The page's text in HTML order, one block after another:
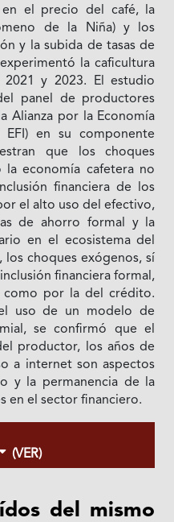
el precio del café, la
de la Niña) y los
y la subida de tasas de
la caficultura
y 2023. El estudio
panel de productores
Alianza por la Economía
EFI) en su componente
que los choques
la economía cafetera no
financiera de los
el alto uso del efectivo,
de ahorro formal y la
en el ecosistema del
choques exógenos, sí
financiera formal,
por la del crédito.
uso de un modelo de
se confirmó que el
productor, los años de
a internet son aspectos
y la permanencia de la
en el sector financiero.
(VER)
del mismo